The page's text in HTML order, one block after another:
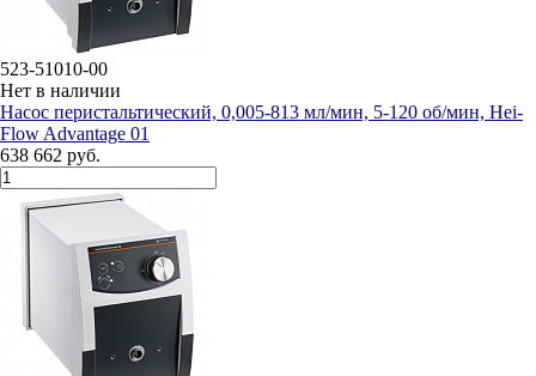
523-51010-00
Нет в наличии
Насос перистальтический, 0,005-813 мл/мин, 5-120 об/мин, Hei-
Flow Advantage 01
638 662 руб.